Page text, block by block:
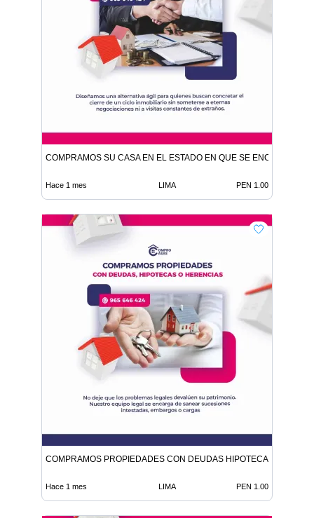
COMPRAMOS SU CASA EN EL ESTADO EN QUE SE ENCUENTRE
Hace 1 mes LIMA PEN 1.00
COMPRAMOS PROPIEDADES CON DEUDAS HIPOTECAS O
Hace 1 mes LIMA PEN 1.00